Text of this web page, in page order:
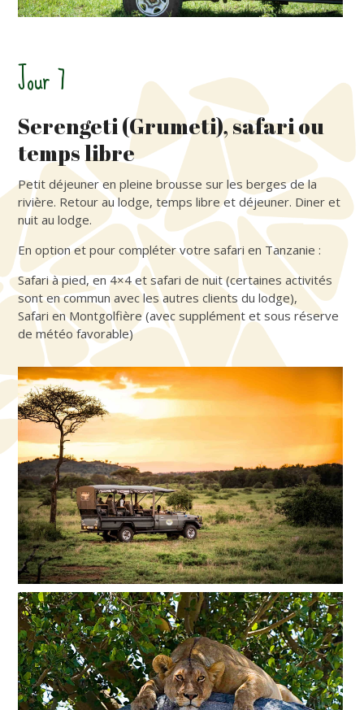
Jour 7
Serengeti (Grumeti), safari ou
temps libre
Petit déjeuner en pleine brousse sur les berges de la
rivière. Retour au lodge, temps libre et déjeuner. Diner et
nuit au lodge.
En option et pour compléter votre safari en Tanzanie :
Safari à pied, en 4×4 et safari de nuit (certaines activités
sont en commun avec les autres clients du lodge),
Safari en Montgolfière (avec supplément et sous réserve
de météo favorable)